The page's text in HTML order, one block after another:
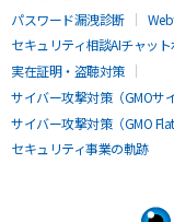
パスワード漏洩診断
セキュリティ相談AIチャット
実在証明・盗聴対策
サイバー攻撃対策（GMOサ
サイバー攻撃対策（GMO
セキュリティ事業の軌跡